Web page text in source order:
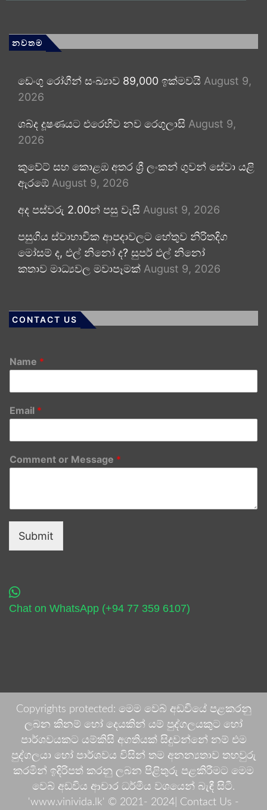
නවතම
ඩෙංගු රෝගීන් සංඛ්‍යාව 89,000 ඉක්මවයි August 9,
2026
ශබ්ද දූෂණයට එරෙහිව නව රෙගුලාසි August 9,
2026
කුවේට් සහ කොළඹ අතර ශ්‍රී ලංකන් ගුවන් සේවා යළි
ඇරඹේ August 9, 2026
අද පස්වරු 2.00න් පසු වැසි August 9, 2026
පසුගිය ස්වාභාවික ආපදාවලට හේතුව නිරිතදිග
මෝසම් ද, එල් නිනෝ ද? සුපර් එල් නිනෝ
කතාව මාධ්‍යවල මවාපෑමක් August 9, 2026
CONTACT US
Name *
Email *
Comment or Message *
Submit
Chat on WhatsApp (+94 77 359 6107)
Copyrights protected: මෙම වෙබ් අඩවියේ පළකරනු
ලබන කිනම් හෝ දෙයකින් යම් පුද්ගලයකුට හෝ
පාර්ශවයකට යම්කිසි අගතියක් සිදුවන්නේ නම් එම
පුද්ගලයා හෝ පාර්ශවය විසින් තම අනන්‍යතාව තහවුරු
කරමින් ඉදිරිපත් කරනු ලබන පිළිතුරු පළකිරීමට මෙම
වෙබ් අඩවිය ආචාර ධර්මීය වශයෙන් බැඳී සිටී.
'www.vinivida.lk' © 2021- 2024| Contact Us -